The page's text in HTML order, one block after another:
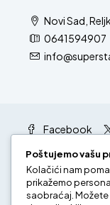
Novi Sad,
0641594907
Facebook
Poštujemo vašu
Kolačići nam
prikažemo
saobraćaj.